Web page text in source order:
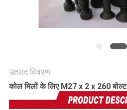
उत्पाद विवरण
कोल मिलों के लिए M27 x 2 x 260 बोल्ट